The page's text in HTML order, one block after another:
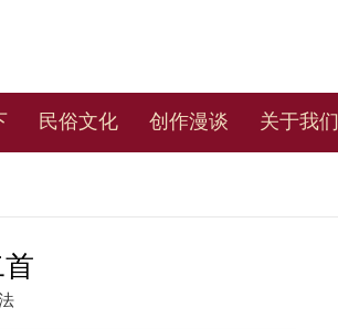
民俗文化 创作漫谈 关于我们